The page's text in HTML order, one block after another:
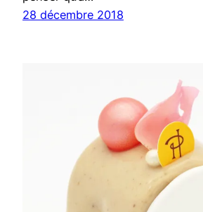
28 décembre 2018